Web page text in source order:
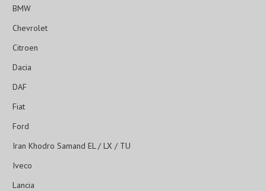
BMW
Chevrolet
Citroen
Dacia
DAF
Fiat
Ford
Iran Khodro Samand EL / LX / TU
Iveco
Lancia